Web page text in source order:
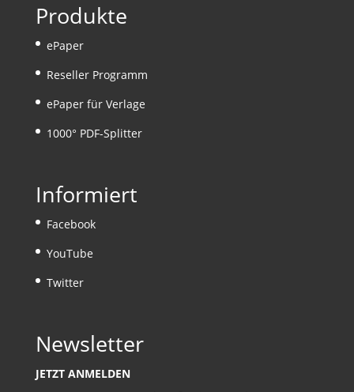
Produkte
ePaper
Reseller Programm
ePaper für Verlage
1000° PDF-Splitter
Informiert
Facebook
YouTube
Twitter
Newsletter
JETZT ANMELDEN